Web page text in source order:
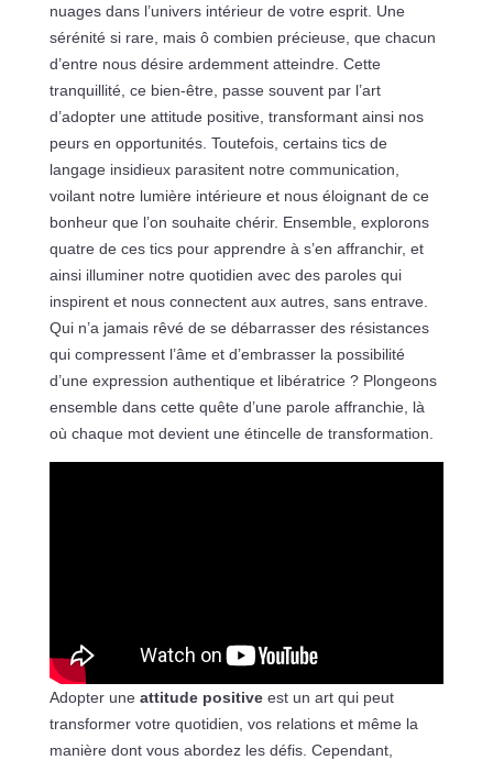
nuages dans l’univers intérieur de votre esprit. Une
sérénité si rare, mais ô combien précieuse, que chacun
d’entre nous désire ardemment atteindre. Cette
tranquillité, ce bien-être, passe souvent par l’art
d’adopter une attitude positive, transformant ainsi nos
peurs en opportunités. Toutefois, certains tics de
langage insidieux parasitent notre communication,
voilant notre lumière intérieure et nous éloignant de ce
bonheur que l’on souhaite chérir. Ensemble, explorons
quatre de ces tics pour apprendre à s’en affranchir, et
ainsi illuminer notre quotidien avec des paroles qui
inspirent et nous connectent aux autres, sans entrave.
Qui n’a jamais rêvé de se débarrasser des résistances
qui compressent l’âme et d’embrasser la possibilité
d’une expression authentique et libératrice ? Plongeons
ensemble dans cette quête d’une parole affranchie, là
où chaque mot devient une étincelle de transformation.
Adopter une attitude positiveest un art qui peut
transformer votre quotidien, vos relations et même la
manière dont vous abordez les défis. Cependant,